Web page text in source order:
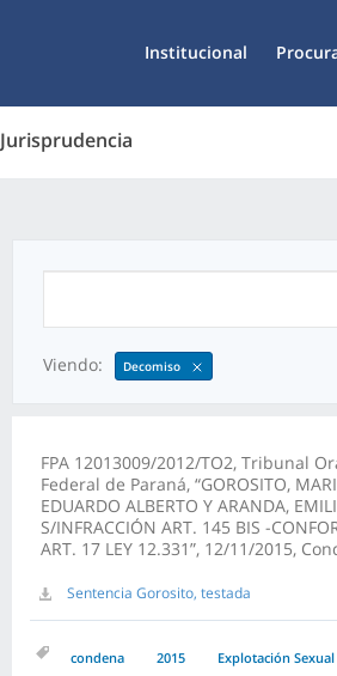
Institucional
Jurisprudencia
Viendo: Decomiso
FPA 12013009/2012/TO2, Tribunal
Federal de Paraná, “GOROSITO,
EDUARDO ALBERTO Y ARANDA,
S/INFRACCIÓN ART. 145 BIS -
ART. 17 LEY 12.331”, 12/11/2015,
Sentencia Gorosito, testada
condena 2015 Explotación Sexual